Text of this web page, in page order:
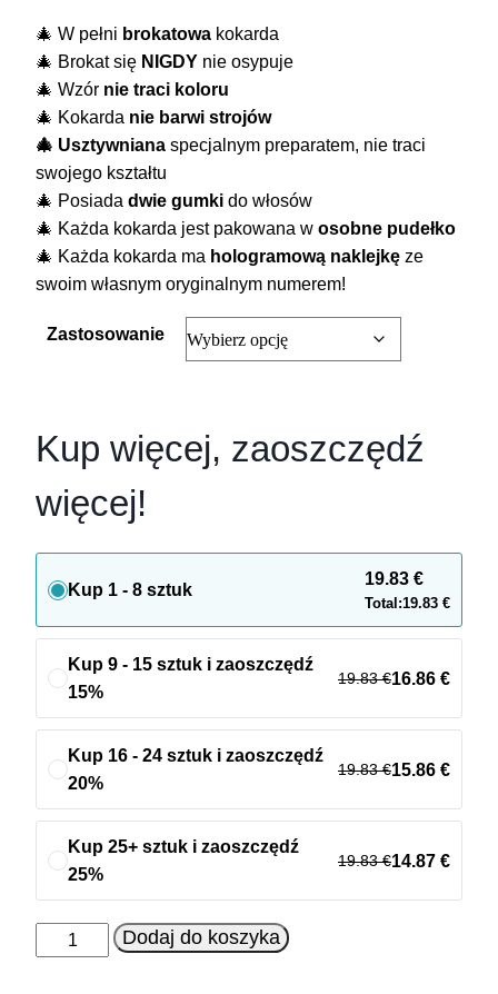
🎄 W pełni brokatowa kokarda
🎄 Brokat się NIGDY nie osypuje
🎄 Wzór nie traci koloru
🎄 Kokarda nie barwi strojów
🎄 Usztywniana specjalnym preparatem, nie traci
swojego kształtu
🎄 Posiada dwie gumki do włosów
🎄 Każda kokarda jest pakowana w osobne pudełko
🎄 Każda kokarda ma hologramową naklejkę ze
swoim własnym oryginalnym numerem!
Zastosowanie
Kup więcej, zaoszczędź
więcej!
Kup 1 - 8 sztuk
19.83 €
Total:19.83 €
Kup 9 - 15 sztuk i zaoszczędź
15%
19.83€16.86 €
Kup 16 - 24 sztuk i zaoszczędź
20%
19.83€15.86 €
Kup 25+ sztuk i zaoszczędź
25%
19.83€14.87 €
ilość
Dodaj do koszyka